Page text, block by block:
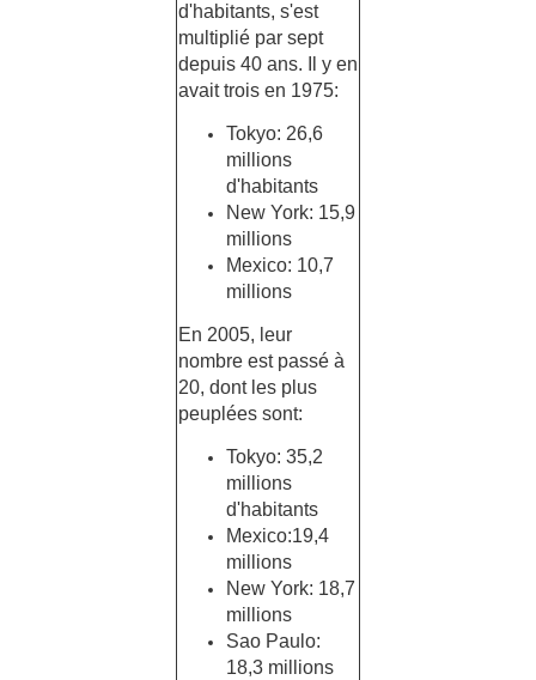
d'habitants, s'est
multiplié par sept
depuis 40 ans. Il y en
avait trois en 1975:
Tokyo: 26,6
millions
d'habitants
New York: 15,9
millions
Mexico: 10,7
millions
En 2005, leur
nombre est passé à
20, dont les plus
peuplées sont:
Tokyo: 35,2
millions
d'habitants
Mexico:19,4
millions
New York: 18,7
millions
Sao Paulo:
18,3 millions